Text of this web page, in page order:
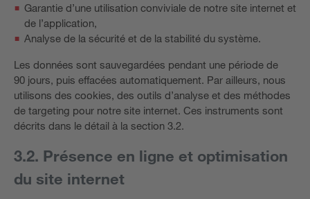
Garantie d’une utilisation conviviale de notre site internet et
de l’application,
Analyse de la sécurité et de la stabilité du système.
Les données sont sauvegardées pendant une période de
90 jours, puis effacées automatiquement. Par ailleurs, nous
utilisons des cookies, des outils d’analyse et des méthodes
de targeting pour notre site internet. Ces instruments sont
décrits dans le détail à la section 3.2.
3.2. Présence en ligne et optimisation
du site internet